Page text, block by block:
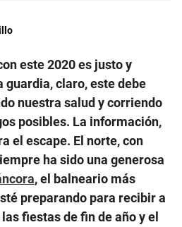
este 2020 es justo y
guardia, claro, este debe
nuestra salud y corriendo
posibles. La información,
el escape. El norte, con
ha sido una generosa
, el balneario más
preparando para recibir a
fiestas de fin de año y el